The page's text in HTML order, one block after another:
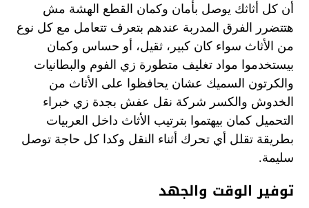
أن كل أثاثك يوصل بأمان وكمان القطع الهشة مش
هتتضرر الفرق المدربة عندهم بتعرف تتعامل مع كل نوع
من الأثاث سواء كان كبير، ثقيل، أو حساس وكمان
بيستخدموا مواد تغليف متطورة زي الفوم والبطانيات
والكرتون السميك عشان يحافظوا على الأثاث من
الخدوش والكسر شركة نقل عفش بجدة زي خبراء
التحميل كمان بيهتموا بترتيب الأثاث داخل العربيات
بطريقة تقلل أي تحرك أثناء النقل وكدا كل حاجة توصل
سليمة.
توفير الوقت والجهد